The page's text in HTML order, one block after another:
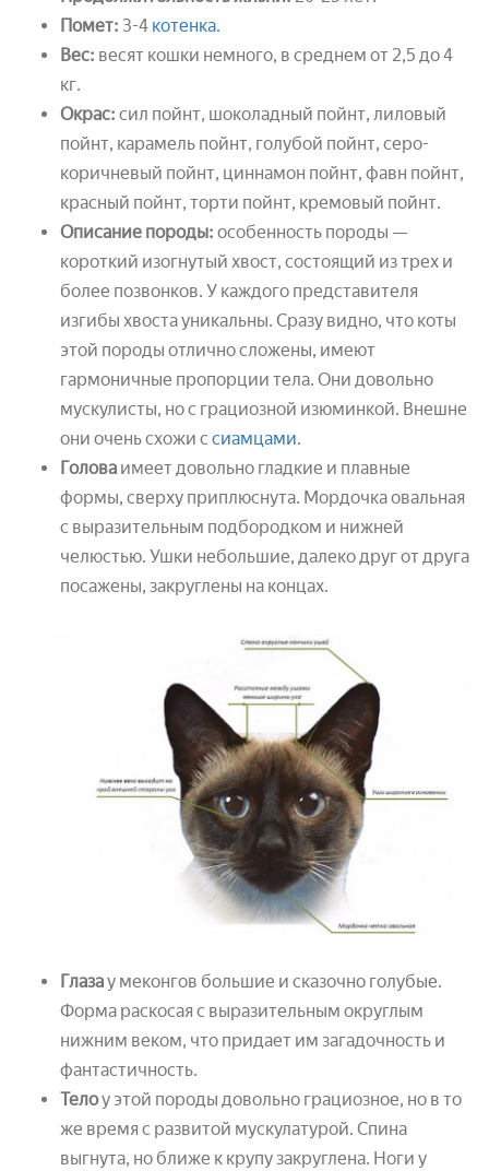
Помет: 3-4 котенка.
Вес: весят кошки немного, в среднем от 2,5 до 4
кг.
Окрас: сил пойнт, шоколадный пойнт, лиловый
пойнт, карамель пойнт, голубой пойнт, серо-
коричневый пойнт, циннамон пойнт, фавн пойнт,
красный пойнт, торти пойнт, кремовый пойнт.
Описание породы: особенность породы —
короткий изогнутый хвост, состоящий из трех и
более позвонков. У каждого представителя
изгибы хвоста уникальны. Сразу видно, что коты
этой породы отлично сложены, имеют
гармоничные пропорции тела. Они довольно
мускулисты, но c грациозной изюминкой. Внешне
они очень схожи с сиамцами.
Голова имеет довольно гладкие и плавные
формы, сверху приплюснута. Мордочка овальная
с выразительным подбородком и нижней
челюстью. Ушки небольшие, далеко друг от друга
посажены, закруглены на концах.
Глазау меконгов большие и сказочно голубые.
Форма раскосая с выразительным округлым
нижним веком, что придает им загадочность и
фантастичность.
Телоу этой породы довольно грациозное, но в то
же время с развитой мускулатурой. Спина
выгнута, но ближе к крупу закруглена. Ноги у